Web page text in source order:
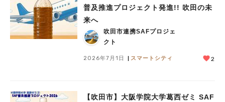
普及推進プロジェクト発進!! 吹田の未
来へ
吹田市連携SAFプロジェ
クト
2026年7月1日 スマートシティ 2
【吹田市】大阪学院大学葛西ゼミ SAF